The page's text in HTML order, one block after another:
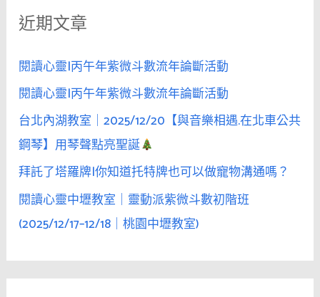
視
女
的
存
在，
這
是
「欲
擒
故
的
高
字
近期文章
閱讀心靈|丙午年紫微斗數流年論斷活動
閱讀心靈|丙午年紫微斗數流年論斷活動
台北內湖教室｜2025/12/20【與音樂相遇.在北車公共
鋼琴】用琴聲點亮聖誕
拜託了塔羅牌|你知道托特牌也可以做寵物溝通嗎？
閱讀心靈中壢教室｜靈動派紫微斗數初階班
(2025/12/17–12/18｜桃園中壢教室)